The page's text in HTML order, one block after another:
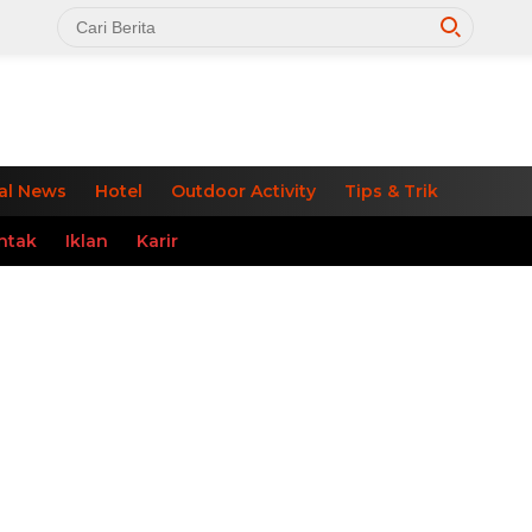
News Hotel Outdoor Activity Tips & Trik
Iklan Karir